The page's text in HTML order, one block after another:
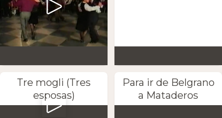
Tre mogli (Tres
esposas)
Para ir de Belgrano
a Mataderos